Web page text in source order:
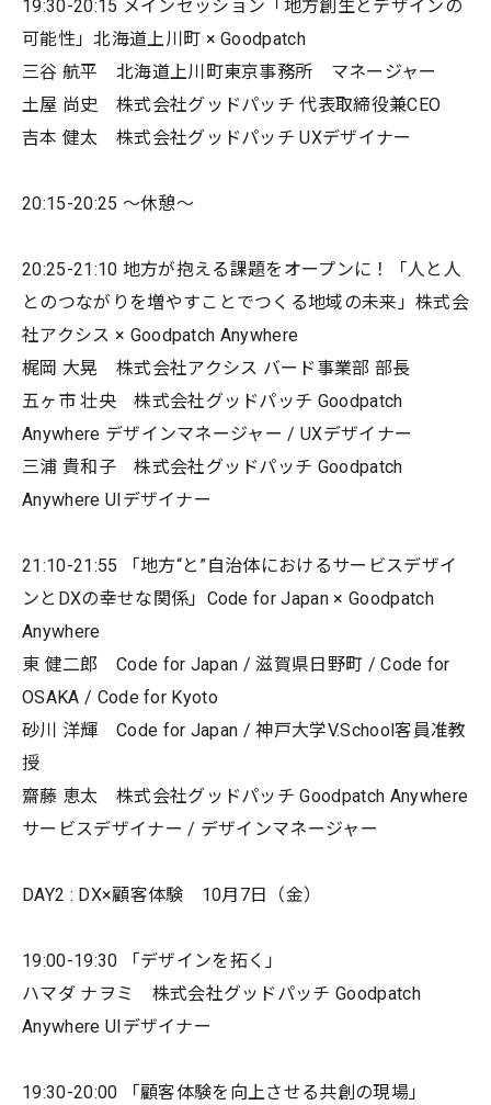
19:30-20:15 メインセッション「地方創生とデザインの
可能性」北海道上川町 × Goodpatch
三谷 航平 北海道上川町東京事務所 マネージャー
土屋 尚史 株式会社グッドパッチ 代表取締役兼CEO
吉本 健太 株式会社グッドパッチ UXデザイナー
20:15-20:25 〜休憩〜
20:25-21:10 地方が抱える課題をオープンに！「人と人
とのつながりを増やすことでつくる地域の未来」株式会
社アクシス × Goodpatch Anywhere
梶岡 大晃 株式会社アクシス バード事業部 部長
五ヶ市 壮央 株式会社グッドパッチ Goodpatch
Anywhere デザインマネージャー / UXデザイナー
三浦 貴和子 株式会社グッドパッチ Goodpatch
Anywhere UIデザイナー
21:10-21:55 「地方“と”自治体におけるサービスデザイ
ンとDXの幸せな関係」Code for Japan × Goodpatch
Anywhere
東 健二郎 Code for Japan / 滋賀県日野町 / Code for
OSAKA / Code for Kyoto
砂川 洋輝 Code for Japan / 神戸大学V.School客員准教
授
齋藤 恵太 株式会社グッドパッチ Goodpatch Anywhere
サービスデザイナー / デザインマネージャー
DAY2 : DX×顧客体験 10月7日（金）
19:00-19:30 「デザインを拓く」
ハマダ ナヲミ 株式会社グッドパッチ Goodpatch
Anywhere UIデザイナー
19:30-20:00 「顧客体験を向上させる共創の現場」